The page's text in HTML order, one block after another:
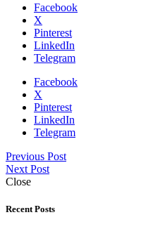
Facebook
X
Pinterest
LinkedIn
Telegram
Facebook
X
Pinterest
LinkedIn
Telegram
Previous Post
Next Post
Close
Recent Posts